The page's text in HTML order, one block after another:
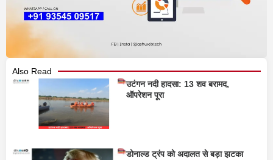
Also Read
उटंगन नदी हादसा: 13 शव बरामद,
ऑपरेशन पूरा
डोनाल्ड ट्रंप को अदालत से बड़ा झटका